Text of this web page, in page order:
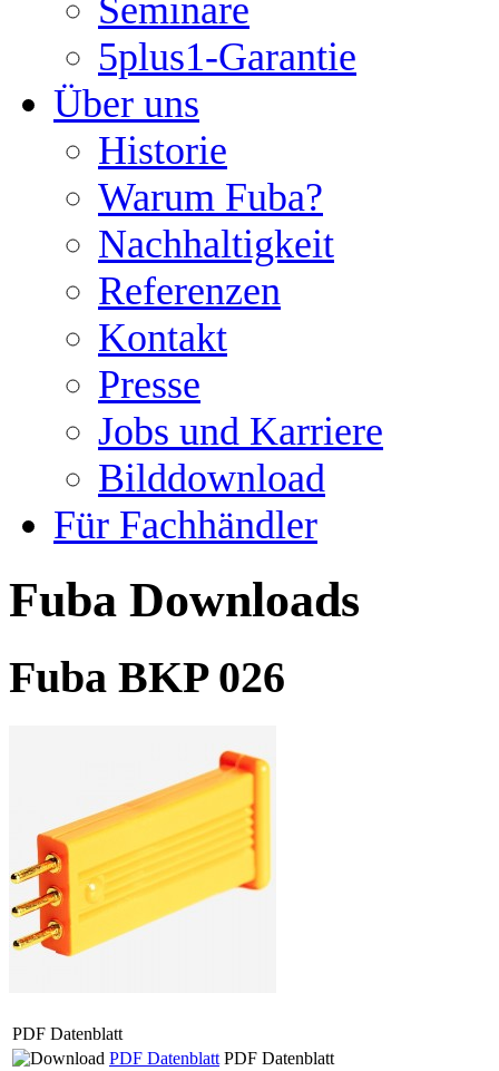
Seminare
5plus1-Garantie
Über uns
Historie
Warum Fuba?
Nachhaltigkeit
Referenzen
Kontakt
Presse
Jobs und Karriere
Bilddownload
Für Fachhändler
Fuba Downloads
Fuba BKP 026
PDF Datenblatt
PDF Datenblatt PDF Datenblatt